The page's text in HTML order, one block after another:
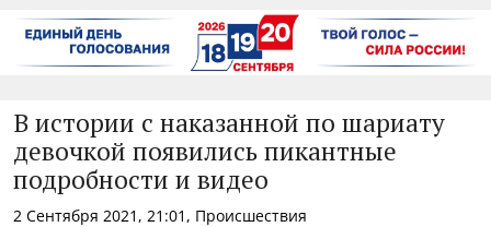
В истории с наказанной по шариату
девочкой появились пикантные
подробности и видео
2 Сентября 2021, 21:01, Происшествия